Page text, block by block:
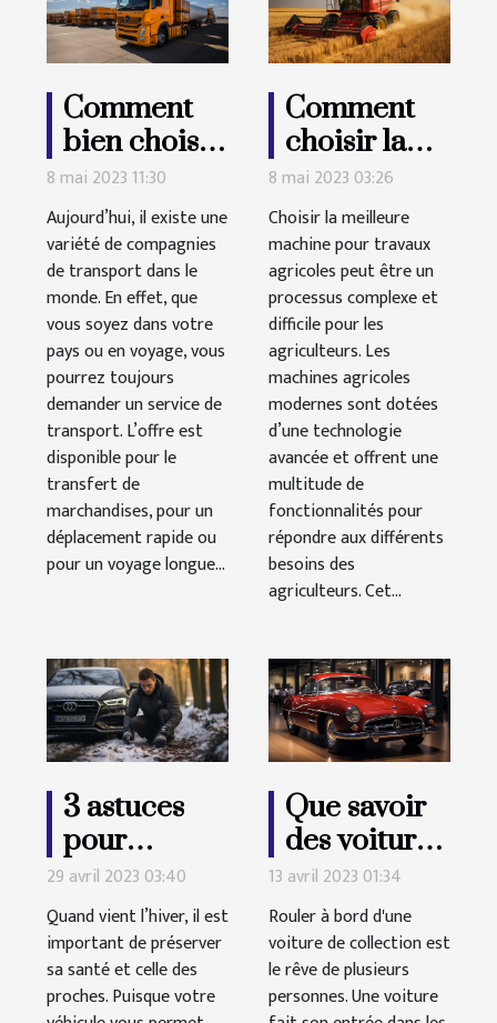
Comment
bien choisir
son service
de transport
?
8 mai 2023 11:30
Aujourd’hui, il existe une
variété de compagnies
de transport dans le
monde. En effet, que
vous soyez dans votre
pays ou en voyage, vous
pourrez toujours
demander un service de
transport. L’offre est
disponible pour le
transfert de
marchandises, pour un
déplacement rapide ou
pour un voyage longue...
Comment
choisir la
meilleure
machine
pour
travaux
agricoles en
fonction de
ses besoins
?
8 mai 2023 03:26
Choisir la meilleure
machine pour travaux
agricoles peut être un
processus complexe et
difficile pour les
agriculteurs. Les
machines agricoles
modernes sont dotées
d’une technologie
avancée et offrent une
multitude de
fonctionnalités pour
répondre aux différents
besoins des
agriculteurs. Cet...
3 astuces
pour
maintenir
son véhicule
propre
durant
l’hiver
29 avril 2023 03:40
Quand vient l’hiver, il est
important de préserver
sa santé et celle des
proches. Puisque votre
Que savoir
des voitures
de
collection ?
13 avril 2023 01:34
Rouler à bord d'une
voiture de collection est
le rêve de plusieurs
personnes. Une voiture